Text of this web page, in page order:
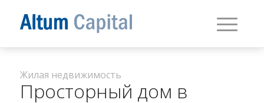
Жилая недвижимость
Просторный дом в